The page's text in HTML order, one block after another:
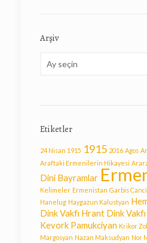
Arşiv
Etiketler
24 Nisan 1915 1915 2016 Agos
Araftaki Ermenilerin Hikayesi
Dini Bayramlar
Kelimeler Ermenistan Garbis
Hanelug Haygazun Kalustyan
Dink Vakfı Hrant Dink
Kevork Pamukciyan Krikor
Margosyan Nazan Maksudyan Nor